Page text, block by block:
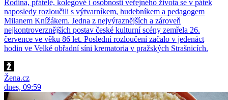
Rodina, přátelé, kolegové i osobnosti veřejného života se v pátek
naposledy rozloučili s výtvarníkem, hudebníkem a pedagogem
Milanem Knížákem. Jedna z nejvýraznějších a zároveň
nejkontroverznějších postav české kulturní scény zemřela 26.
července ve věku 86 let. Poslední rozloučení začalo v jedenáct
hodin ve Velké obřadní síni krematoria v pražských Strašnicích.
Žena.cz
dnes, 09:59